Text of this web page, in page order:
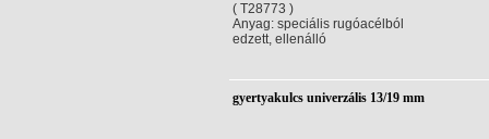
( T28773 )
Anyag: speciális rugóacélból
edzett, ellenálló
gyertyakulcs univerzális 13/19 mm